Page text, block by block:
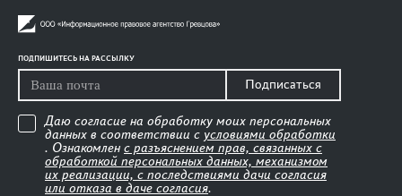
ПОДПИШИТЕСЬ НА РАССЫЛКУ
Подписаться
Даю согласие на обработку моих персональных
данных в соответствии с условиями обработки
. Ознакомлен с разъяснением прав, связанных с
обработкой персональных данных, механизмом
их реализации, с последствиями дачи согласия
или отказа в даче согласия.